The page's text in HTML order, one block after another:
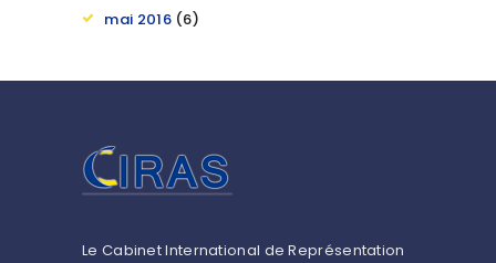
mai 2016(6)
Le Cabinet International de Représentation